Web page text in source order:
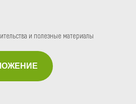
и полезные материалы